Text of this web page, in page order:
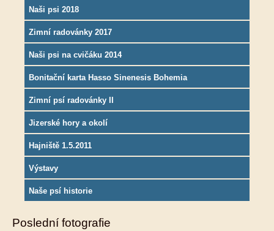
Naši psi 2018
Zimní radovánky 2017
Naši psi na cvičáku 2014
Bonitační karta Hasso Sinenesis Bohemia
Zimní psí radovánky II
Jizerské hory a okolí
Hajniště 1.5.2011
Výstavy
Naše psí historie
Poslední fotografie